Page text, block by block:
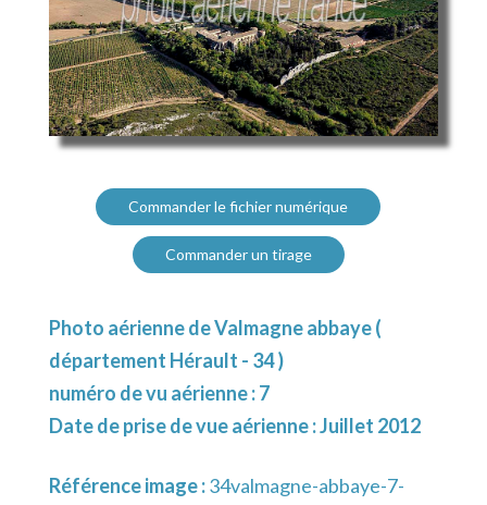
Commander le fichier numérique
Commander un tirage
Photo aérienne de Valmagne abbaye (
département Hérault - 34 )
numéro de vu aérienne : 7
Date de prise de vue aérienne : Juillet 2012
Référence image :34valmagne-abbaye-7-